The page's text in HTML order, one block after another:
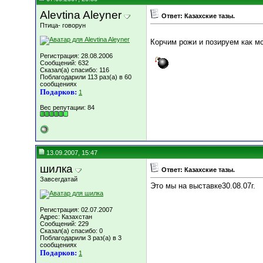
Alevtina Aleyner
Птица- говорун
Регистрация: 28.08.2006
Сообщений: 632
Сказал(а) спасибо: 116
Поблагодарили 113 раз(а) в 60
сообщениях
Подарков: 1
Вес репутации: 84
Ответ: Казахские тазы.
Корчим рожи и позируем как
13.09.2007, 15:47
шилка
Завсегдатай
Регистрация: 02.07.2007
Адрес: Казахстан
Сообщений: 229
Сказал(а) спасибо: 0
Поблагодарили 3 раз(а) в 3
сообщениях
Подарков: 1
Ответ: Казахские тазы.
Это мы на выставке30.08.07г.